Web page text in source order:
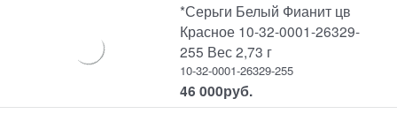
*Серьги Белый Фианит цв
Красное 10-32-0001-26329-
255 Вес 2,73 г
10-32-0001-26329-255
46 000руб.